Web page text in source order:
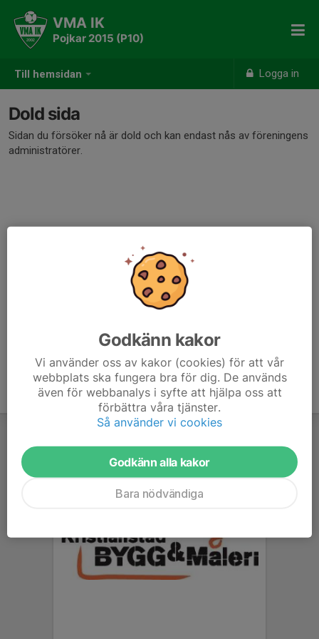
Till hemsidan Logga in
VMA IK
Pojkar 2015 (P10)
Dold sida
Sidan du försöker nå är dold och kan endast nås av föreningens
administratörer.
Godkänn kakor
Vi använder oss av kakor (cookies) för att vår
webbplats ska fungera bra för dig. De används
även för webbanalys i syfte att hjälpa oss att
förbättra våra tjänster.
Så använder vi cookies
Godkänn alla kakor
Bara nödvändiga